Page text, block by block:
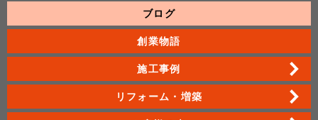
ブログ
創業物語
施工事例
リフォーム・増築